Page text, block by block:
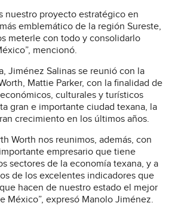
nuestro proyecto estratégico en
emblemático de la región Sureste,
meterle con todo y consolidarlo
mencionó.
Jiménez Salinas se reunió con la
Mattie Parker, con la finalidad de
culturales y turísticos
gran e importante ciudad texana, la
crecimiento en los últimos años.
Worth nos reunimos, además, con
empresario que tiene
sectores de la economía texana, y a
de los excelentes indicadores que
hacen de nuestro estado el mejor
México”, expresó Manolo Jiménez.